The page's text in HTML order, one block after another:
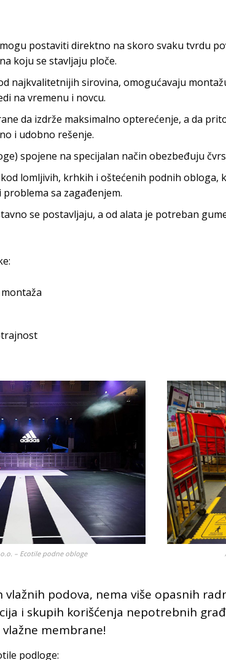
postaviti direktno na skoro svaku tvrdu
koju se stavljaju ploče.
najkvalitetnijih sirovina, omogućavaju
na vremenu i novcu.
da izdrže maksimalno opterećenje, a da
i udobno rešenje.
spojene na specijalan način obezbeđuju
lomljivih, krhkih i oštećenih podnih obloga,
sa zagađenjem.
se postavljaju, a od alata je potreban
– Ecotile podne obloge
vlažnih podova, nema više opasnih
i skupih korišćenja nepotrebnih
membrane!
podloge: